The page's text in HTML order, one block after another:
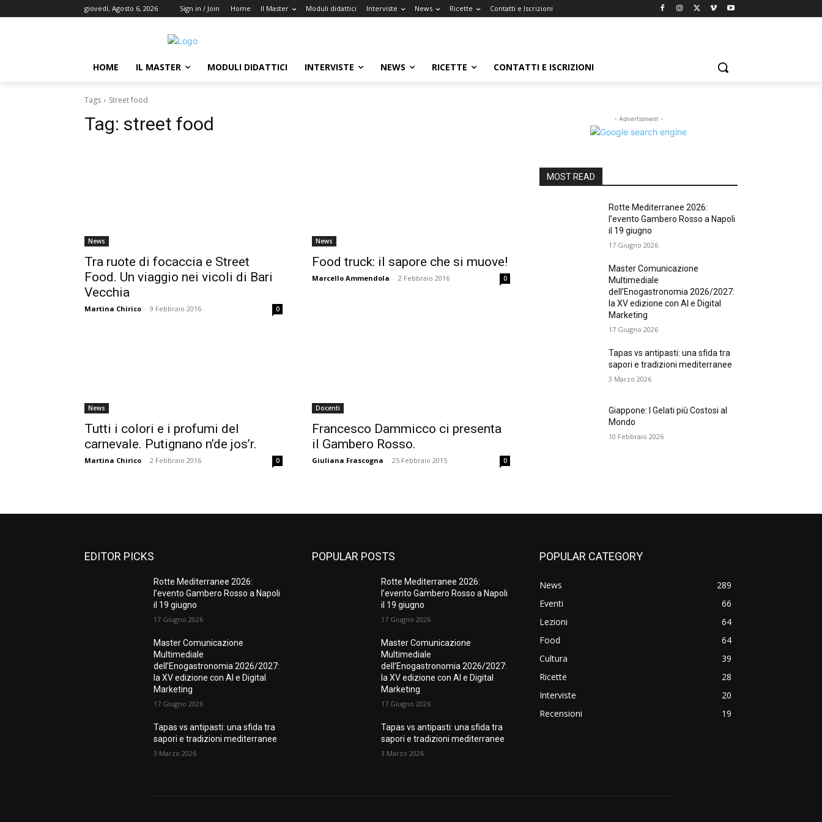
giovedì, Agosto 6, 2026 Sign in / Join Home Il Master Moduli didattici Interviste News Ricette Contatti e Iscrizioni
HOME IL MASTER MODULI DIDATTICI INTERVISTE NEWS RICETTE CONTATTI E ISCRIZIONI
Tags Street food
Tag: street food
News
Tra ruote di focaccia e Street
Food. Un viaggio nei vicoli di Bari
Vecchia
Martina Chirico - 9 Febbraio 2016 0
News
Food truck: il sapore che si muove!
Marcello Ammendola - 2 Febbraio 2016 0
News
Tutti i colori e i profumi del
carnevale. Putignano n’de jos’r.
Martina Chirico - 2 Febbraio 2016 0
Docenti
Francesco Dammicco ci presenta
il Gambero Rosso.
Giuliana Frascogna - 25 Febbraio 2015 0
- Advertisment -
MOST READ
Rotte Mediterranee 2026:
l’evento Gambero Rosso a Napoli
il 19 giugno
17 Giugno 2026
Master Comunicazione
Multimediale
dell’Enogastronomia 2026/2027:
la XV edizione con AI e Digital
Marketing
17 Giugno 2026
Tapas vs antipasti: una sfida tra
sapori e tradizioni mediterranee
3 Marzo 2026
Giappone: I Gelati più Costosi al
Mondo
10 Febbraio 2026
EDITOR PICKS
Rotte Mediterranee 2026:
l’evento Gambero Rosso a Napoli
il 19 giugno
17 Giugno 2026
Master Comunicazione
Multimediale
dell’Enogastronomia 2026/2027:
la XV edizione con AI e Digital
Marketing
17 Giugno 2026
Tapas vs antipasti: una sfida tra
sapori e tradizioni mediterranee
3 Marzo 2026
POPULAR POSTS
Rotte Mediterranee 2026:
l’evento Gambero Rosso a Napoli
il 19 giugno
17 Giugno 2026
Master Comunicazione
Multimediale
dell’Enogastronomia 2026/2027:
la XV edizione con AI e Digital
Marketing
17 Giugno 2026
Tapas vs antipasti: una sfida tra
sapori e tradizioni mediterranee
3 Marzo 2026
POPULAR CATEGORY
News
289
Eventi
66
Lezioni
64
Food
64
Cultura
39
Ricette
28
Interviste
20
Recensioni
19